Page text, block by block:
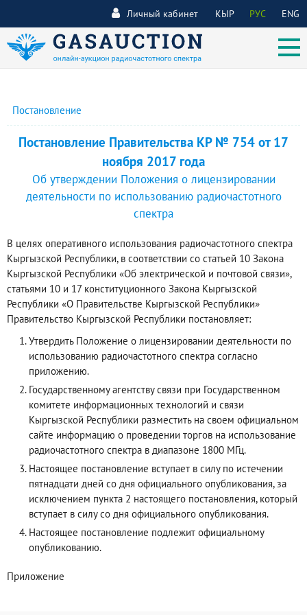
КЫР РУС ENG
Личный кабинет
Постановление
Постановление Правительства КР № 754 от 17
ноября 2017 года
Об утверждении Положения о лицензировании
деятельности по использованию радиочастотного
спектра
В целях оперативного использования радиочастотного спектра
Кыргызской Республики, в соответствии со статьей 10 Закона
Кыргызской Республики «Об электрической и почтовой связи»,
статьями 10 и 17 конституционного Закона Кыргызской
Республики «О Правительстве Кыргызской Республики»
Правительство Кыргызской Республики постановляет:
Утвердить Положение о лицензировании деятельности по
использованию радиочастотного спектра согласно
приложению.
Государственному агентству связи при Государственном
комитете информационных технологий и связи
Кыргызской Республики разместить на своем официальном
сайте информацию о проведении торгов на использование
радиочастотного спектра в диапазоне 1800 МГц.
Настоящее постановление вступает в силу по истечении
пятнадцати дней со дня официального опубликования, за
исключением пункта 2 настоящего постановления, который
вступает в силу со дня официального опубликования.
Настоящее постановление подлежит официальному
опубликованию.
Приложение